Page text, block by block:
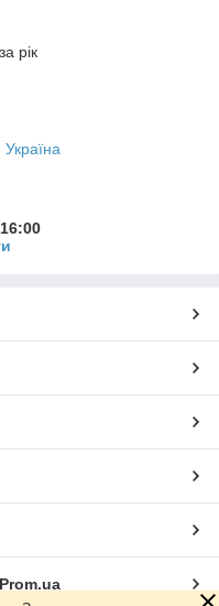
рік
Prom.ua